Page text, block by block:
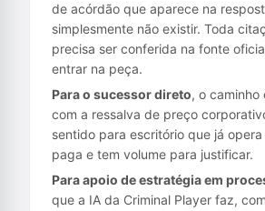
de acórdão que aparece na
simplesmente não existir. Toda
precisa ser conferida na fonte
entrar na peça.
Para o sucessor direto, o caminho
com a ressalva de preço
sentido para escritório que já
paga e tem volume para justificar.
Para apoio de estratégia em
que a IA da Criminal Player faz,